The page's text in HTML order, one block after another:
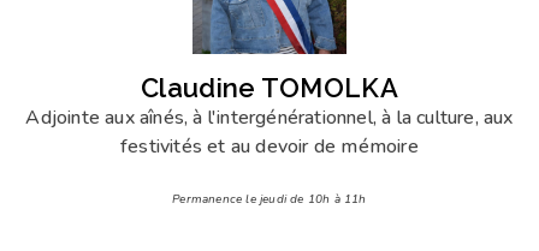
Claudine TOMOLKA
Adjointe aux aînés, à l'intergénérationnel, à la culture, aux
festivités et au devoir de mémoire
Permanence le jeudi de 10h à 11h